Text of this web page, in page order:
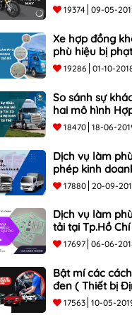
19374 09-05-
Xe hợp đồng
phù hiệu bị
tiền?
19286 01-10-
So sánh sự
hai mô hình
Vận Tải và Hộ
Cá Thể
18470 18-06-
Dịch vụ làm
phép kinh
Tại Đồng Nai,
17880 20-09-
Dịch vụ làm
tải tại Tp.Hồ
tín17697 06-06-
Bật mí các
đen ( Thiết bị
mất tín hiệu ?
17563 10-05-